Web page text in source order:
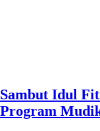
Sambut Idul
Program